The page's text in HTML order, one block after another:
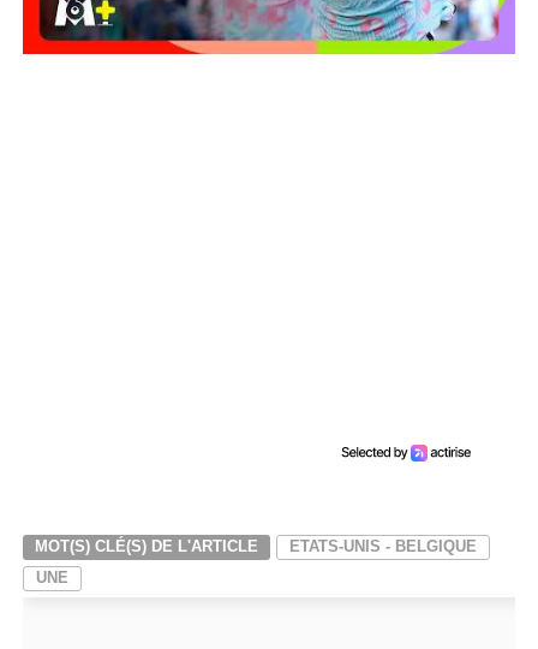
MOT(S) CLÉ(S) DE L'ARTICLE
ETATS-UNIS - BELGIQUE
UNE